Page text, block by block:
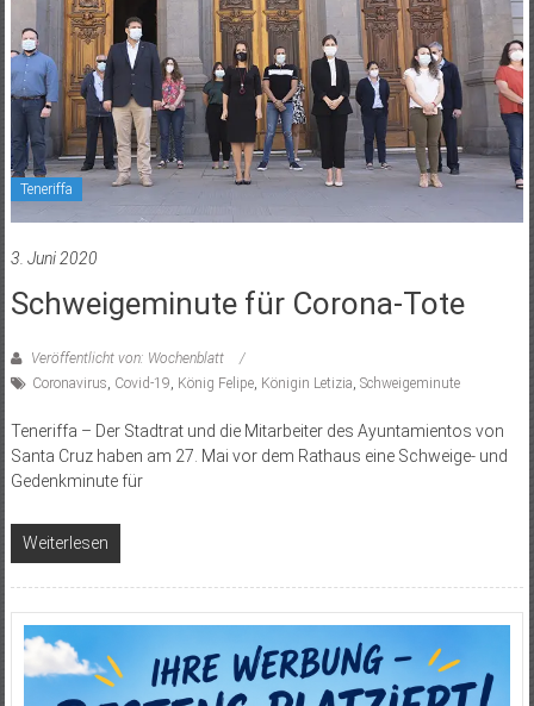
Teneriffa
3. Juni 2020
Schweigeminute für Corona-Tote
Veröffentlicht von: Wochenblatt
Coronavirus, Covid-19, König Felipe, Königin Letizia, Schweigeminute
Teneriffa – Der Stadtrat und die Mitarbeiter des Ayuntamientos von
Santa Cruz haben am 27. Mai vor dem Rathaus eine Schweige- und
Gedenkminute für
Weiterlesen